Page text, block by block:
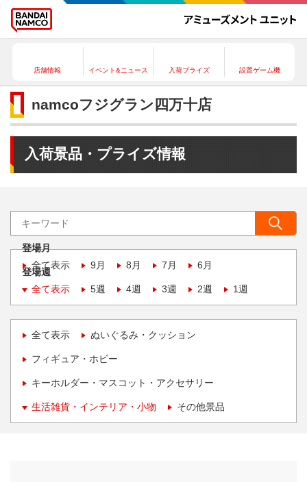
店舗情報 イベント&ニュース 入荷プライズ 設置ゲーム機
namcoフジグラン四万十店
入荷景品・プライズ情報
登場月
全て表示
9月 8月 7月 6月
登場週
全て表示
5週 4週 3週 2週 1週
全て表示 ぬいぐるみ・クッション
フィギュア・ホビー
キーホルダー・マスコット・アクセサリー
生活雑貨・インテリア・小物 その他景品